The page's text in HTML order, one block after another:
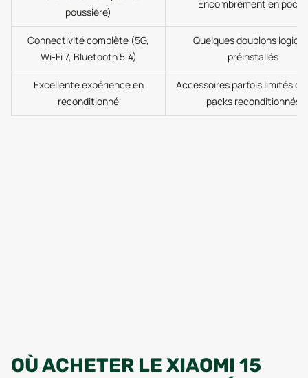
poussière)
Encombrement en poche
Connectivité complète (5G,
Wi-Fi 7, Bluetooth 5.4)
Quelques doublons
préinstallés
Excellente expérience en
reconditionné
Accessoires parfois limités
packs reconditionnés
OÙ ACHETER LE XIAOMI 15